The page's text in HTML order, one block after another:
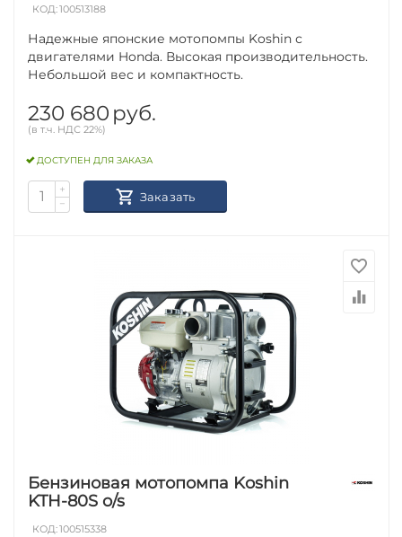
КОД:100513188
Надежные японские мотопомпы Koshin с
двигателями Honda. Высокая производительность.
Небольшой вес и компактность.
230 680 руб.
(в т.ч. НДС 22%)
ДОСТУПЕН ДЛЯ ЗАКАЗА
+
−
Заказать
Бензиновая мотопомпа Koshin
KTH-80S o/s
КОД:100515338